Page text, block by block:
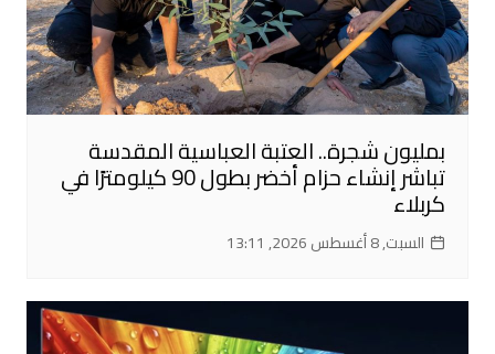
بمليون شجرة.. العتبة العباسية المقدسة
تباشر إنشاء حزام أخضر بطول 90 كيلومترًا في
كربلاء
السبت, 8 أغسطس 2026, 13:11